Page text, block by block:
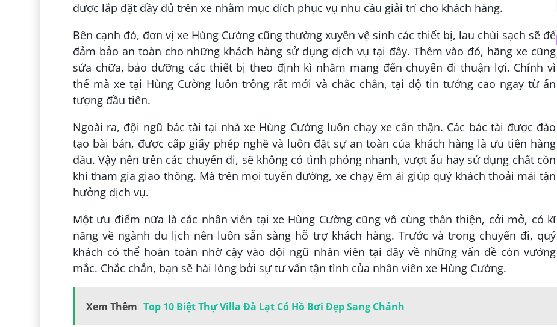
được lắp đặt đầy đủ trên xe nhằm mục đích phục vụ nhu cầu giải trí cho khách hàng.
Bên cạnh đó, đơn vị xe Hùng Cường cũng thường xuyên vệ sinh các thiết bị, lau chùi sạch sẽ để
đảm bảo an toàn cho những khách hàng sử dụng dịch vụ tại đây. Thêm vào đó, hãng xe cũng
sửa chữa, bảo dưỡng các thiết bị theo định kì nhằm mang đến chuyến đi thuận lợi. Chính vì
thế mà xe tại Hùng Cường luôn trông rất mới và chắc chắn, tại độ tin tưởng cao ngay từ ấn
tượng đầu tiên.
Ngoài ra, đội ngũ bác tài tại nhà xe Hùng Cường luôn chạy xe cẩn thận. Các bác tài được đào
tạo bài bản, được cấp giấy phép nghề và luôn đặt sự an toàn của khách hàng là ưu tiên hàng
đầu. Vậy nên trên các chuyến đi, sẽ không có tình phóng nhanh, vượt ẩu hay sử dụng chất cồn
khi tham gia giao thông. Mà trên mọi tuyến đường, xe chạy êm ái giúp quý khách thoải mái tận
hưởng dịch vụ.
Một ưu điểm nữa là các nhân viên tại xe Hùng Cường cũng vô cùng thân thiện, cởi mở, có kĩ
năng về ngành du lịch nên luôn sẵn sàng hỗ trợ khách hàng. Trước và trong chuyến đi, quý
khách có thể hoàn toàn nhờ cậy vào đội ngũ nhân viên tại đây về những vấn đề còn vướng
mắc. Chắc chắn, bạn sẽ hài lòng bởi sự tư vấn tận tình của nhân viên xe Hùng Cường.
Xem Thêm Top 10 Biệt Thự Villa Đà Lạt Có Hồ Bơi Đẹp Sang Chảnh